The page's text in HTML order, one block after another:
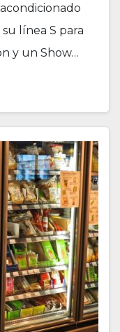
línea S para
y un Show…